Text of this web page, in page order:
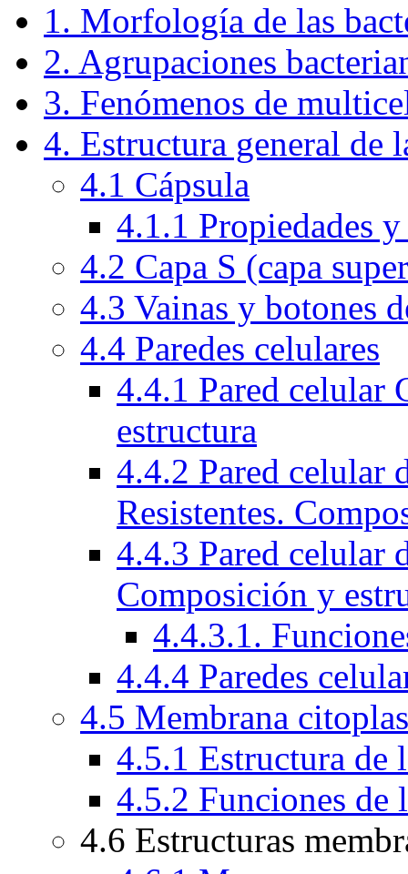
1. Morfología de las
2. Agrupaciones
3. Fenómenos de
4. Estructura general de
4.1 Cápsula
4.1.1 Propiedades
4.2 Capa S (capa
4.3 Vainas y botones
4.4 Paredes celulares
4.4.1 Pared celular
estructura
4.4.2 Pared celular
Resistentes.
4.4.3 Pared celular
Composición y
4.4.3.1.
4.4.4 Paredes
4.5 Membrana
4.5.1 Estructura de
4.5.2 Funciones de
4.6 Estructuras